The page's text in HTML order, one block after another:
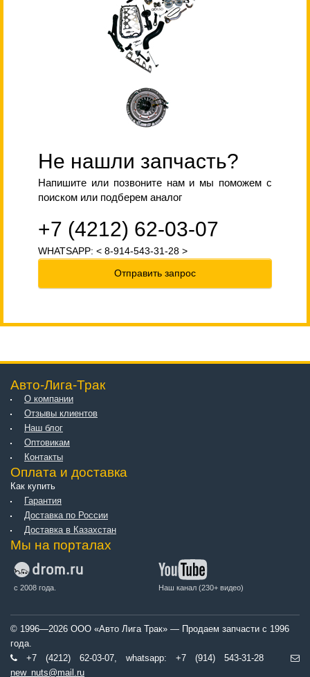
Не нашли запчасть?
Напишите или позвоните нам и мы поможем с
поиском или подберем аналог
+7 (4212) 62-03-07
WHATSAPP: < 8-914-543-31-28 >
Отправить запрос
Авто-Лига-Трак
О компании
Отзывы клиентов
Наш блог
Оптовикам
Контакты
Оплата и доставка
Как купить
Гарантия
Доставка по России
Доставка в Казахстан
Мы на порталах
с 2008 года. Наш канал (230+ видео)
© 1996—2026 ООО «Авто Лига Трак» — Продаем запчасти с 1996
года.
+7 (4212) 62-03-07, whatsapp: +7 (914) 543-31-28
new_nuts@mail.ru